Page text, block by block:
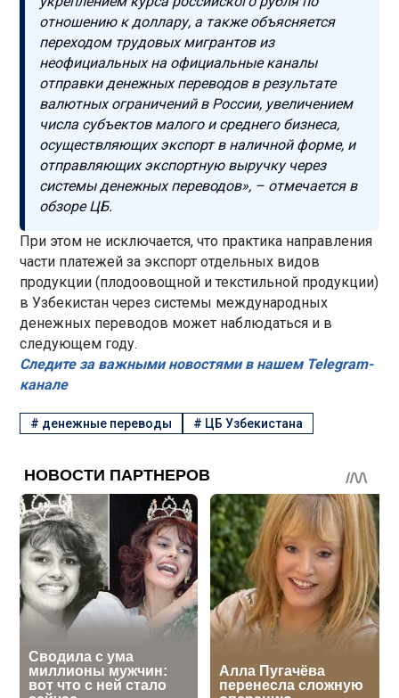
отношению к доллару, а также объясняется
переходом трудовых мигрантов из
неофициальных на официальные каналы
отправки денежных переводов в результате
валютных ограничений в России, увеличением
числа субъектов малого и среднего бизнеса,
осуществляющих экспорт в наличной форме, и
отправляющих экспортную выручку через
системы денежных переводов», – отмечается в
обзоре ЦБ.
При этом не исключается, что практика направления
части платежей за экспорт отдельных видов
продукции (плодоовощной и текстильной продукции)
в Узбекистан через системы международных
денежных переводов может наблюдаться и в
следующем году.
Следите за важными новостями в нашем Telegram-
канале
# денежные переводы # ЦБ Узбекистана